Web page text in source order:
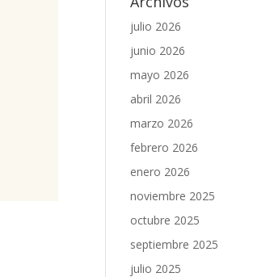
julio 2026
junio 2026
mayo 2026
abril 2026
marzo 2026
febrero 2026
enero 2026
noviembre 2025
octubre 2025
septiembre 2025
julio 2025